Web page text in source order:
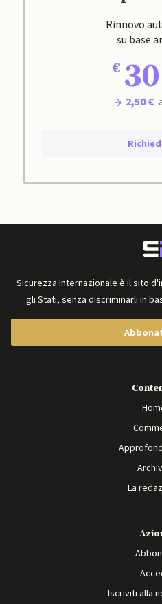
Rinnovo
su base
30
2,50 €
Sicurezza Internazionale è il sito
gli Stati, senza discriminarli in
La
Iscriviti alla